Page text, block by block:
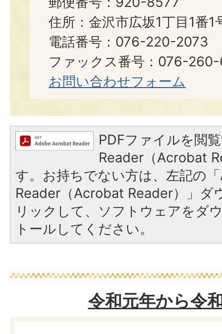
住所：金沢市広坂1丁目1番1
電話番号：076-220-2073
ファックス番号：076-
お問い合わせフォーム
PDFファイルを閲
Reader（Acrobat
す。お持ちでない方は、左記の
Reader（Acrobat Reader）」ダ
リックして、ソフトウェアをダ
トールしてください。
令和元年から令